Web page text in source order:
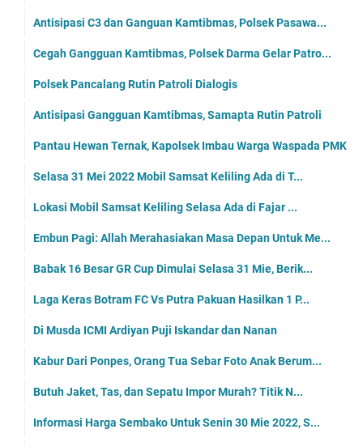
Antisipasi C3 dan Ganguan Kamtibmas, Polsek Pasawa...
Cegah Gangguan Kamtibmas, Polsek Darma Gelar Patro...
Polsek Pancalang Rutin Patroli Dialogis
Antisipasi Gangguan Kamtibmas, Samapta Rutin Patroli
Pantau Hewan Ternak, Kapolsek Imbau Warga Waspada PMK
Selasa 31 Mei 2022 Mobil Samsat Keliling Ada di T...
Lokasi Mobil Samsat Keliling Selasa Ada di Fajar ...
Embun Pagi: Allah Merahasiakan Masa Depan Untuk Me...
Babak 16 Besar GR Cup Dimulai Selasa 31 Mie, Berik...
Laga Keras Botram FC Vs Putra Pakuan Hasilkan 1 P...
Di Musda ICMI Ardiyan Puji Iskandar dan Nanan
Kabur Dari Ponpes, Orang Tua Sebar Foto Anak Berum...
Butuh Jaket, Tas, dan Sepatu Impor Murah? Titik N...
Informasi Harga Sembako Untuk Senin 30 Mie 2022, S...